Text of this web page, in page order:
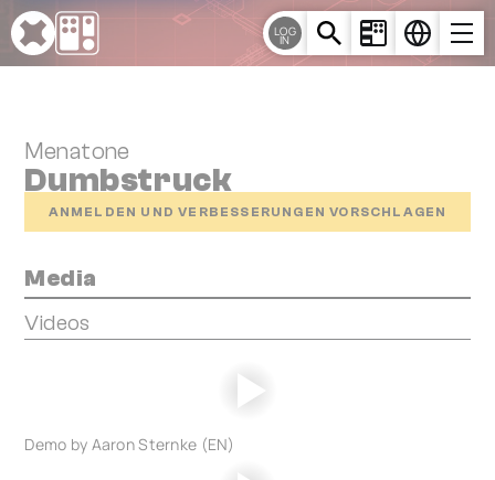
Cookie-Einstellungen
LOG
IN
Menatone
Dumbstruck
ANMELDEN UND VERBESSERUNGEN VORSCHLAGEN
Media
Videos
Demo by Aaron Sternke (EN)